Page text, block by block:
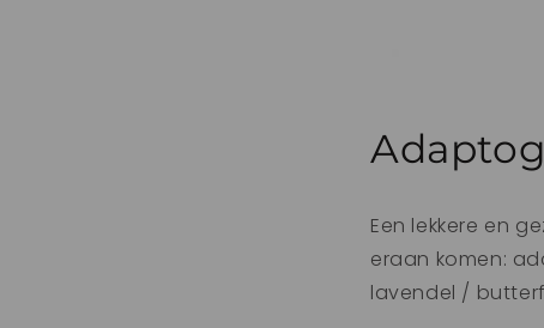
Een lekkere en
eraan komen:
lavendel /